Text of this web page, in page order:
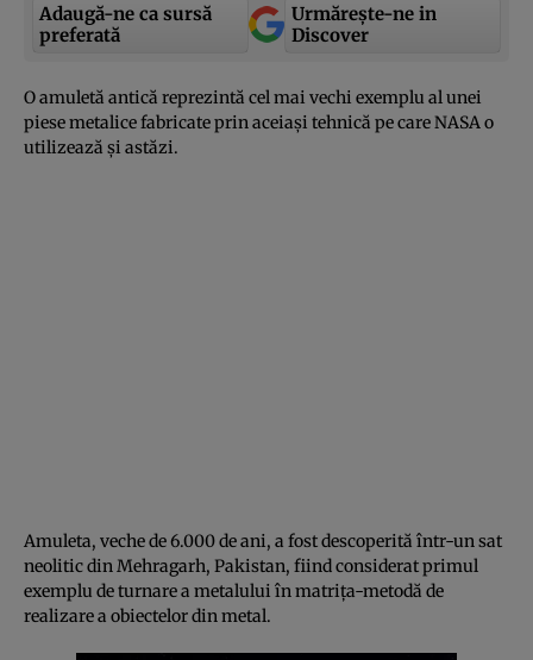
Adaugă-ne ca sursă
preferată
Urmărește-ne in
Discover
O amuletă antică reprezintă cel mai vechi exemplu al unei
piese metalice fabricate prin aceiaşi tehnică pe care NASA o
utilizează şi astăzi.
Amuleta, veche de 6.000 de ani, a fost descoperită într-un sat
neolitic din Mehragarh, Pakistan, fiind considerat primul
exemplu de turnare a metalului în matriţa-metodă de
realizare a obiectelor din metal.